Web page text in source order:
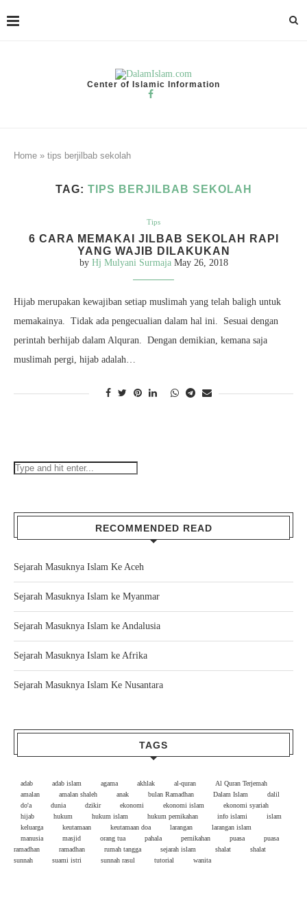
Center of Islamic Information
Home » tips berjilbab sekolah
TAG: TIPS BERJILBAB SEKOLAH
Tips
6 CARA MEMAKAI JILBAB SEKOLAH RAPI
YANG WAJIB DILAKUKAN
by Hj Mulyani Surmaja May 26, 2018
Hijab merupakan kewajiban setiap muslimah yang telah baligh untuk
memakainya. Tidak ada pengecualian dalam hal ini. Sesuai dengan
perintah berhijab dalam Alquran. Dengan demikian, kemana saja
muslimah pergi, hijab adalah…
RECOMMENDED READ
Sejarah Masuknya Islam Ke Aceh
Sejarah Masuknya Islam ke Myanmar
Sejarah Masuknya Islam ke Andalusia
Sejarah Masuknya Islam ke Afrika
Sejarah Masuknya Islam Ke Nusantara
TAGS
adab adab islam agama akhlak al-quran
Al Quran Terjemah
amalan
amalan shaleh anak bulan Ramadhan Dalam Islam
dalil
do'a
dunia dzikir ekonomi ekonomi islam
ekonomi syariah
hijab
hukum hukum islam hukum pernikahan info islami
islam
keluarga
keutamaan keutamaan doa larangan
larangan islam
manusia
masjid orang tua pahala pernikahan puasa
puasa
ramadhan
ramadhan rumah tangga sejarah islam shalat
shalat
sunnah
suami istri sunnah rasul tutorial wanita